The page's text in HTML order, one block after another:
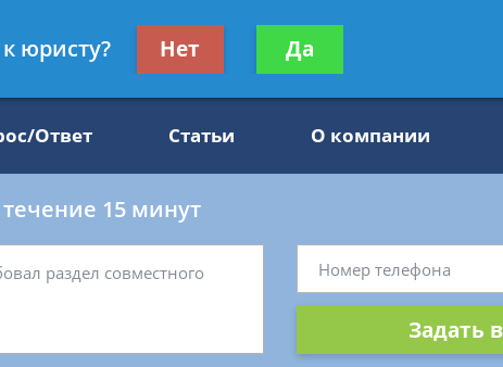
Получите консультацию
бесплатно
Ответ Статьи О компании
15 минут
Задать
юристу? Нет Да